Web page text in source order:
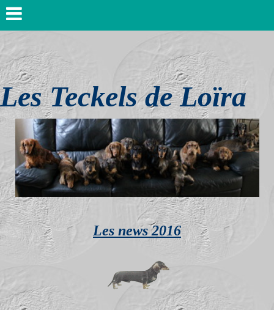
Les Teckels de Loïra
Les news 2016